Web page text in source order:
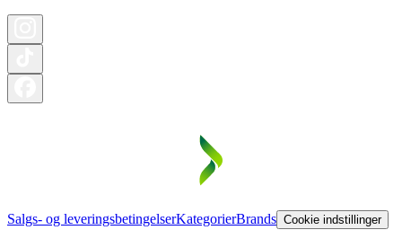
Salgs- og leveringsbetingelserKategorierBrands Cookie indstillinger